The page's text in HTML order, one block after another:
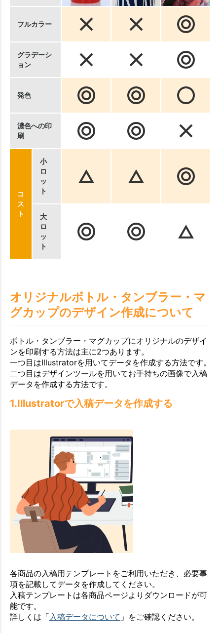
フルカラー
グラデーシ
ョン
発色
濃色への印
刷
コ
ス
ト
小
ロ
ッ
ト
大
ロ
ッ
ト
オリジナルボトル・タンブラー・マ
グカップのデザイン作成について
ボトル・タンブラー・マグカップにオリジナルのデザイ
ンを印刷する方法は主に2つあります。
一つ目はIllustratorを用いてデータを作成する方法です。
二つ目はデザインツールを用いてお手持ちの画像で入稿
データを作成する方法です。
1.Illustratorで入稿データを作成する
各商品の入稿用テンプレートをご利用いただき、必要事
項を記載してデータを作成してください。
入稿テンプレートは各商品ページよりダウンロードが可
能です。
詳しくは「 入稿データについて 」をご確認ください。